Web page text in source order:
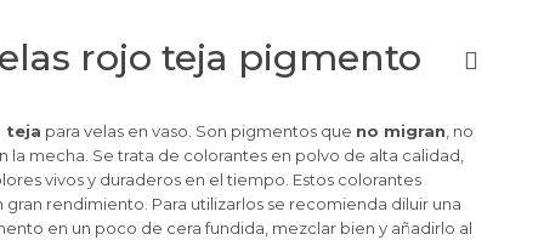
rojo teja pigmento
teja para velas en vaso. Son pigmentos que no migran , no
la mecha. Se trata de colorantes en polvo de alta calidad,
vivos y duraderos en el tiempo. Estos colorantes
rendimiento. Para utilizarlos se recomienda diluir una
en un poco de cera fundida, mezclar bien y añadirlo al